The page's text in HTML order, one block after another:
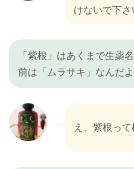
けないで下さ
「紫根」はあくまで生薬
前は「ムラサキ」なんだよ
え、紫根っ